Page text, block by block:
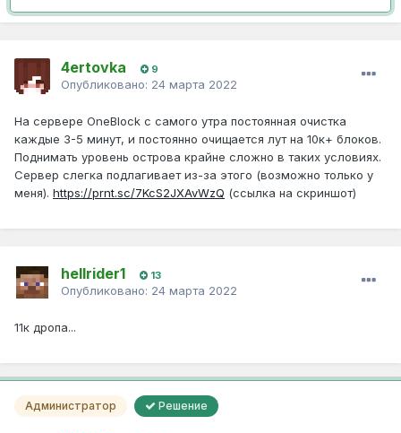
4ertovka 9
Опубликовано: 24 марта 2022
На сервере OneBlock с самого утра постоянная очистка
каждые 3-5 минут, и постоянно очищается лут на 10к+ блоков.
Поднимать уровень острова крайне сложно в таких условиях.
Сервер слегка подлагивает из-за этого (возможно только у
меня). https://prnt.sc/7KcS2JXAvWzQ (ссылка на скриншот)
hellrider1 13
Опубликовано: 24 марта 2022
11к дропа...
Администратор Решение